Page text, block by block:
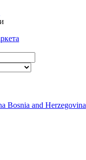
Bosnia and Herzegovina